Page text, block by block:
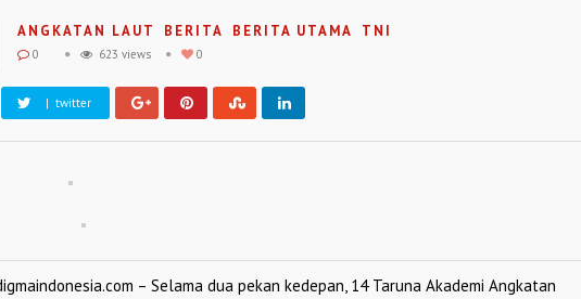
ANGKATAN LAUT BERITA BERITA UTAMA TNI
0 623 views 0
| twitter
– Selama dua pekan kedepan, 14 Taruna Akademi Angkatan